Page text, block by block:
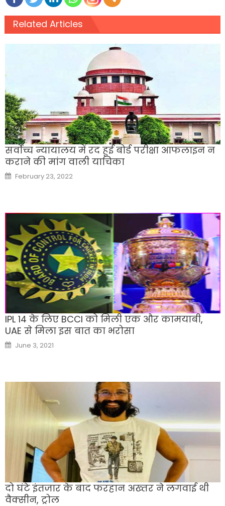
Related Articles
सर्वोच्च न्यायालय में रद हुई बोर्ड परीक्षा आफलाइन न
कराने की मांग वाली याचिका
Posted
on
February 23, 2022
IPL 14 के लिए BCCI को मिली एक और कामयाबी,
UAE से मिला इस बात का भरोसा
Posted
on
June 3, 2021
दो घंटे इंतजार के बाद फरहान अख्तर ने लगवाई थी
वैक्सीन, ट्रोल